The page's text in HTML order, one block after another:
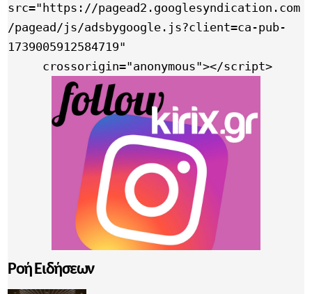
src="https://pagead2.googlesyndication.com
/pagead/js/adsbygoogle.js?client=ca-pub-
1739005912584719"
     crossorigin="anonymous"></script>
Ροή Ειδήσεων